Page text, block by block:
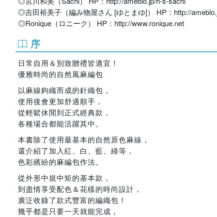
◎吉田裕美子（編み物屋さん [ゆとまゆ]） HP：http://
◎Ronique（ロニーク） HP：http://www.ronique.net
序
日常自用＆別致贈禮皆適宜！
優雅時尚的自然風麻編包
以麻線鉤織而成的針織包，
使用後會更加舒適順手，
從輕鬆休閒到正式經典款，
各種場合都能活躍其中。
本書除了使用最基本的自然原色麻線，
還介紹了加入紅、白、藍、綠等，
色彩繽紛的麻編包作法。
從外形中規中矩的基本款，
到盡情享受配色＆花樣的時尚設計，
廣泛收錄了款式豐富的編織包！
幾乎都是只要一天就能完成，